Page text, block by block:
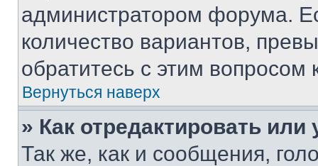
администратором форума.
количество вариантов,
обратитесь с этим вопросом
Вернуться наверх
» Как отредактировать
Так же, как и сообщения,